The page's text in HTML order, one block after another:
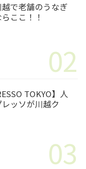
越で老舗のうなぎ
ここ！！
02
TOKYO】人
ッソが川越ク
03